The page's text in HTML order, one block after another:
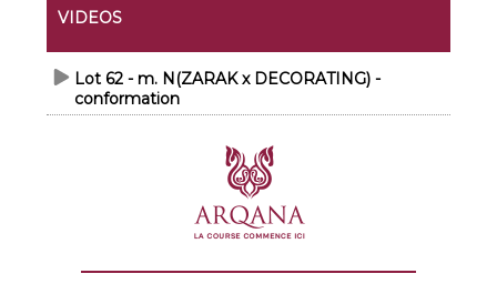
VIDEOS
Lot 62 - m. N(ZARAK x DECORATING) -
conformation